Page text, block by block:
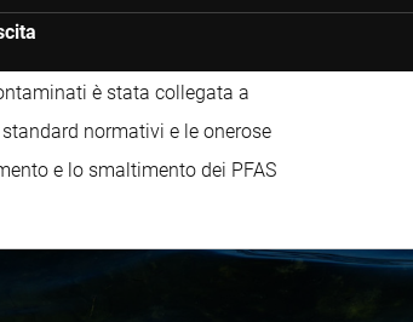
è stata collegata a
normativi e le onerose
e lo smaltimento dei PFAS